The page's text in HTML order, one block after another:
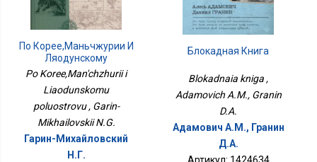
По Корее,Маньчжурии И
Ляодунскому
Полуострову
Po Koree,Man'chzhurii i
Liaodunskomu
poluostrovu , Garin-
Mikhailovskii N.G.
Гарин-Михайловский
Н.Г.
Блокадная Книга
Blokadnaia kniga ,
Adamovich A.M., Granin
D.A.
Адамович А.М., Гранин
Д.А.